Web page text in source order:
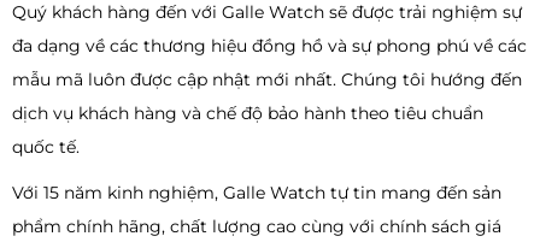
Quý khách hàng đến với Galle Watch sẽ được trải nghiệm sự
đa dạng về các thương hiệu đồng hồ và sự phong phú về các
mẫu mã luôn được cập nhật mới nhất. Chúng tôi hướng đến
dịch vụ khách hàng và chế độ bảo hành theo tiêu chuẩn
quốc tế.
Với 15 năm kinh nghiệm, Galle Watch tự tin mang đến sản
phẩm chính hãng, chất lượng cao cùng với chính sách giá